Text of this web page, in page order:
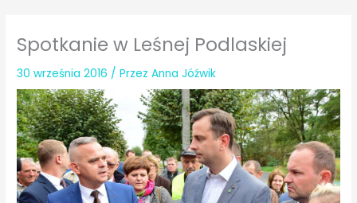
Spotkanie w Leśnej Podlaskiej
30 września 2016 / PrzezAnna Jóźwik